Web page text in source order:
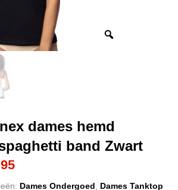
dames hemd
band Zwart
Huidige
prijs
Dames Ondergoed, Dames Tanktop